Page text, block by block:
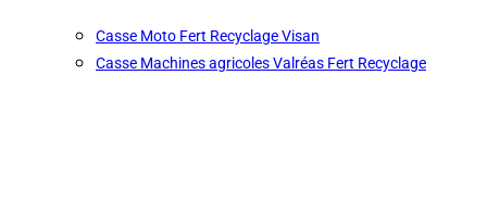
Casse Moto Fert Recyclage Visan
Casse Machines agricoles Valréas Fert Recyclage